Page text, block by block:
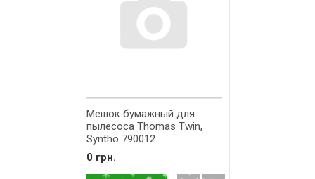
Мешок бумажный для
пылесоса Thomas Twin,
Syntho 790012
0 грн.